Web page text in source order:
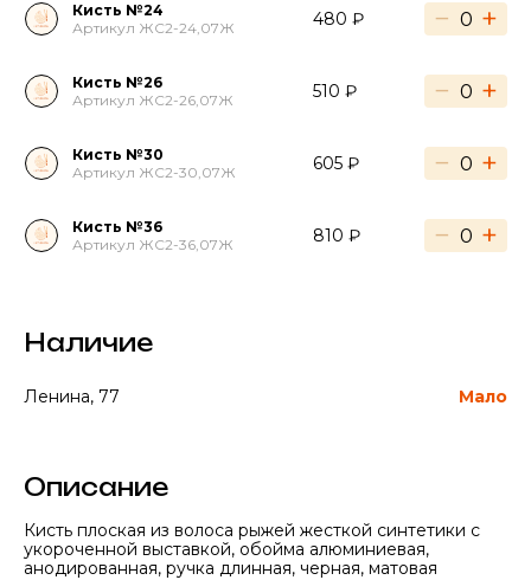
Кисть №24
Артикул ЖС2-24,07Ж
480 ₽ − +
Кисть №26
Артикул ЖС2-26,07Ж
510 ₽ − +
Кисть №30
Артикул ЖС2-30,07Ж
605 ₽ − +
Кисть №36
Артикул ЖС2-36,07Ж
810 ₽ − +
Наличие
Ленина, 77 Мало
Описание
Кисть плоская из волоса рыжей жесткой синтетики с
укороченной выставкой, обойма алюминиевая,
анодированная, ручка длинная, черная, матовая